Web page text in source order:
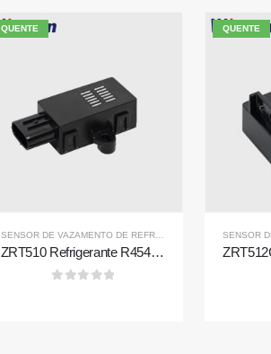
, ASSIM,SENSOR DE VAZAMENTO DE REFRIGERANTE R454B
QUENTE
SENSOR DE VAZAMENTO DE REFRIGERANTE R454B
ZRT510 Refrigerante R454B Módulo-Sensor de refrigerante ndir de alto desempenho
QUENTE
R454B Sensor
Sensor R32